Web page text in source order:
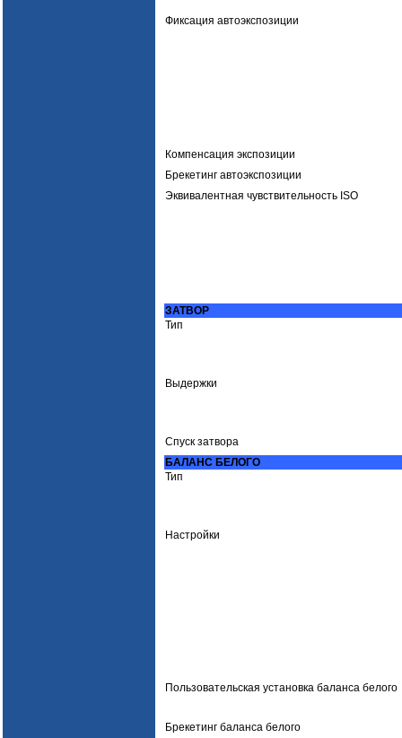
Фиксация автоэкспозиции
Компенсация экспозиции
Брекетинг автоэкспозиции
Эквивалентная чувствительность ISO
ЗАТВОР
Тип
Выдержки
Спуск затвора
БАЛАНС БЕЛОГО
Тип
Настройки
Пользовательская установка баланса белого
Брекетинг баланса белого